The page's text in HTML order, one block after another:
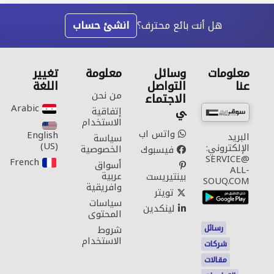
هل أنت بائع محترف؟ انشئ حساب
معلومات
عنا
البريد
الإلكتروني:
SERVICE@
ALL-
SOUQ.COM
رسائل
شركات
مقالات
وسائل
التواصل
الاجتماع
ي
واتس اب
فيسبوك
بينتيريست
تويتر
لينكدين
معلومة
من نحن
إتفاقية
الاستخدام
سياسة
الخصوصية
أسواق
عربية
وافريقية
سياسات
المحتوى
شروط
الاستخدام
تغيير
اللغة
Arabic‎
English
(US)‎
French‎